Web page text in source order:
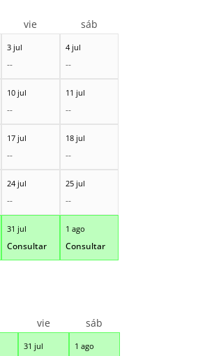
3 jul
--
4 jul
--
10 jul
--
11 jul
--
17 jul
--
18 jul
--
24 jul
--
25 jul
--
31 jul
Consultar
1 ago
Consultar
vie sáb
31 jul 1 ago
vie sáb